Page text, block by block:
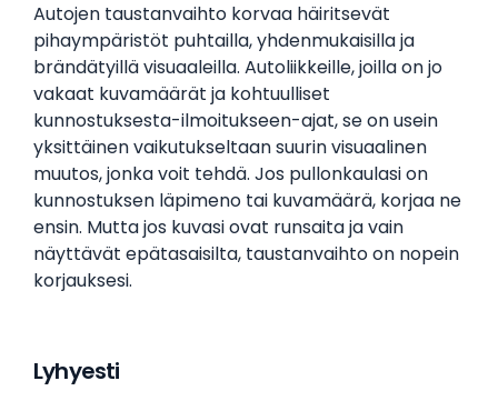
Autojen taustanvaihto korvaa häiritsevät
pihaympäristöt puhtailla, yhdenmukaisilla ja
brändätyillä visuaaleilla. Autoliikkeille, joilla on jo
vakaat kuvamäärät ja kohtuulliset
kunnostuksesta-ilmoitukseen-ajat, se on usein
yksittäinen vaikutukseltaan suurin visuaalinen
muutos, jonka voit tehdä. Jos pullonkaulasi on
kunnostuksen läpimeno tai kuvamäärä, korjaa ne
ensin. Mutta jos kuvasi ovat runsaita ja vain
näyttävät epätasaisilta, taustanvaihto on nopein
korjauksesi.
Lyhyesti